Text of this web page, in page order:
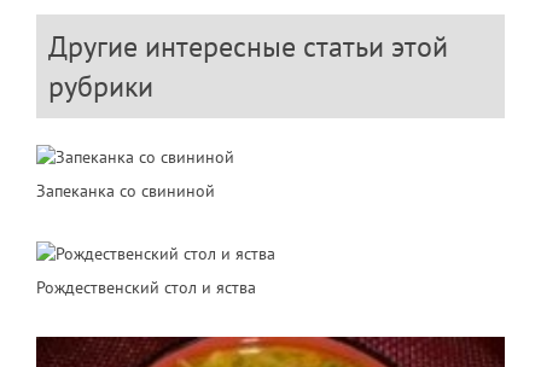
Другие интересные статьи этой
рубрики
Запеканка со свининой
Рождественский стол и яства